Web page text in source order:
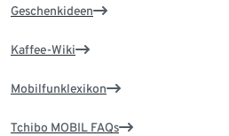
Geschenkideen
Kaffee-Wiki
Mobilfunklexikon
Tchibo MOBIL FAQs